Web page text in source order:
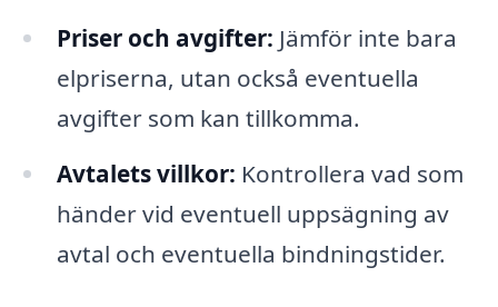
Priser och avgifter: Jämför inte bara
elpriserna, utan också eventuella
avgifter som kan tillkomma.
Avtalets villkor: Kontrollera vad som
händer vid eventuell uppsägning av
avtal och eventuella bindningstider.